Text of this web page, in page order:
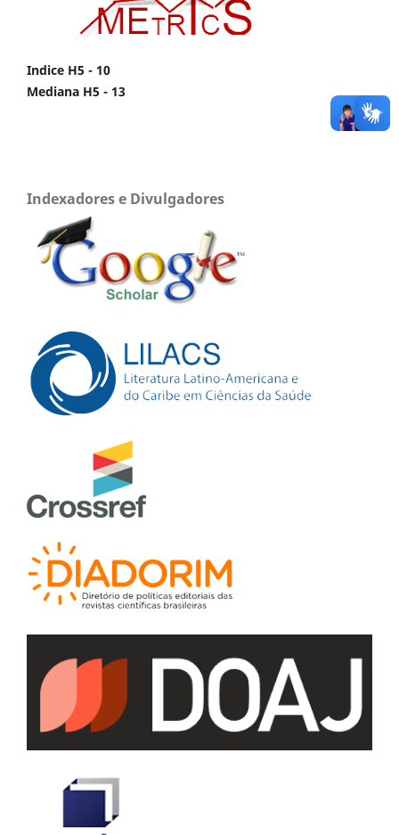
Indice H5 - 10
Mediana H5 - 13
Indexadores e Divulgadores